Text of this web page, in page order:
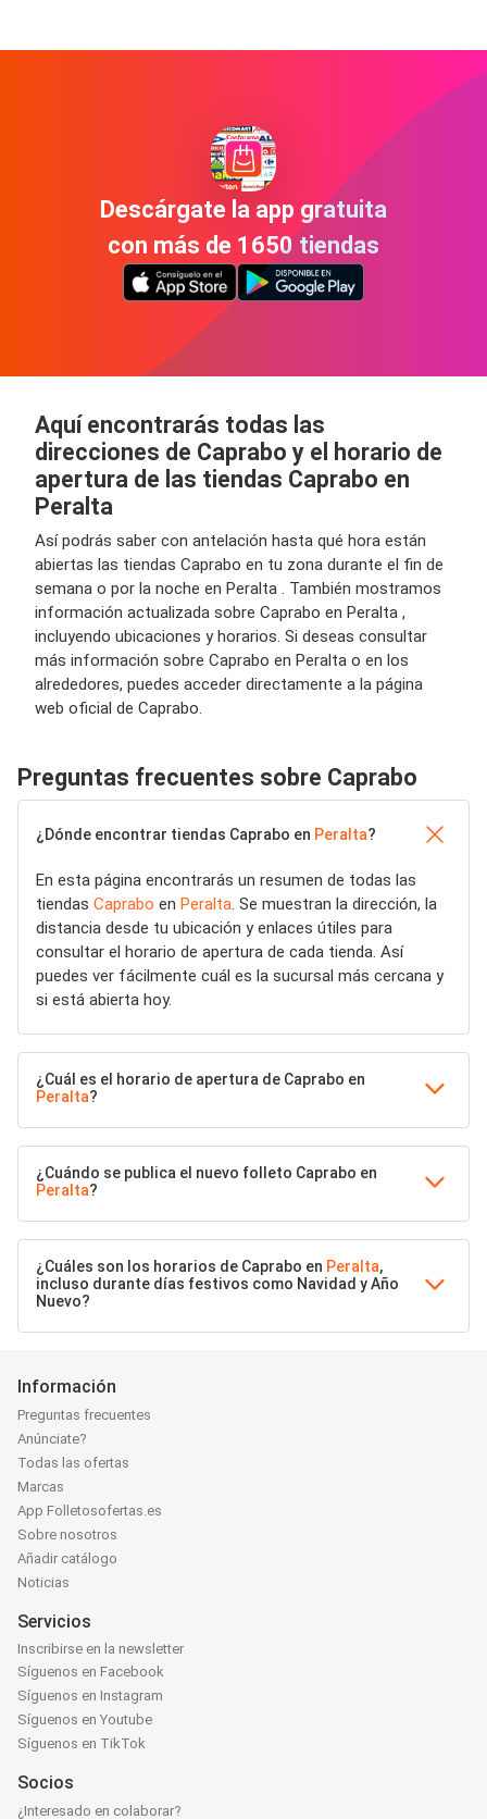
Descárgate la app gratuita
con más de 1650 tiendas
Aquí encontrarás todas las
direcciones de Caprabo y el horario de
apertura de las tiendas Caprabo en
Peralta
Así podrás saber con antelación hasta qué hora están
abiertas las tiendas Caprabo en tu zona durante el fin de
semana o por la noche en Peralta . También mostramos
información actualizada sobre Caprabo en Peralta ,
incluyendo ubicaciones y horarios. Si deseas consultar
más información sobre Caprabo en Peralta o en los
alrededores, puedes acceder directamente a la página
web oficial de Caprabo.
Preguntas frecuentes sobre Caprabo
¿Dónde encontrar tiendas Caprabo en Peralta?
En esta página encontrarás un resumen de todas las
tiendas Caprabo en Peralta. Se muestran la dirección, la
distancia desde tu ubicación y enlaces útiles para
consultar el horario de apertura de cada tienda. Así
puedes ver fácilmente cuál es la sucursal más cercana y
si está abierta hoy.
¿Cuál es el horario de apertura de Caprabo en
Peralta?
¿Cuándo se publica el nuevo folleto Caprabo en
Peralta?
¿Cuáles son los horarios de Caprabo en Peralta,
incluso durante días festivos como Navidad y Año
Nuevo?
Información
Preguntas frecuentes
Anúnciate?
Todas las ofertas
Marcas
App Folletosofertas.es
Sobre nosotros
Añadir catálogo
Noticias
Servicios
Inscribirse en la newsletter
Síguenos en Facebook
Síguenos en Instagram
Síguenos en Youtube
Síguenos en TikTok
Socios
¿Interesado en colaborar?